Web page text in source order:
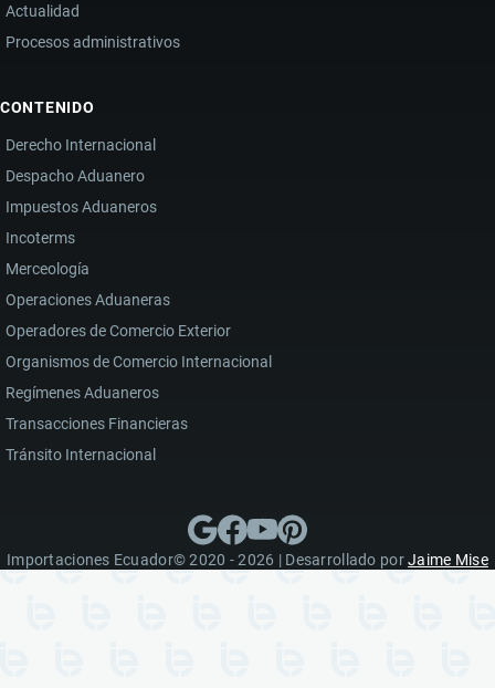
Actualidad
Procesos administrativos
CONTENIDO
Derecho Internacional
Despacho Aduanero
Impuestos Aduaneros
Incoterms
Merceología
Operaciones Aduaneras
Operadores de Comercio Exterior
Organismos de Comercio Internacional
Regímenes Aduaneros
Transacciones Financieras
Tránsito Internacional
Importaciones Ecuador© 2020 - 2026 | Desarrollado porJaime Mise